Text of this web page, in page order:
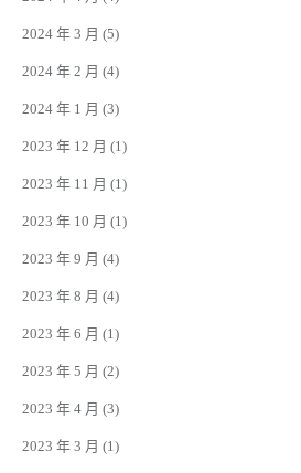
2024 年 3 月 (5)
2024 年 2 月 (4)
2024 年 1 月 (3)
2023 年 12 月 (1)
2023 年 11 月 (1)
2023 年 10 月 (1)
2023 年 9 月 (4)
2023 年 8 月 (4)
2023 年 6 月 (1)
2023 年 5 月 (2)
2023 年 4 月 (3)
2023 年 3 月 (1)